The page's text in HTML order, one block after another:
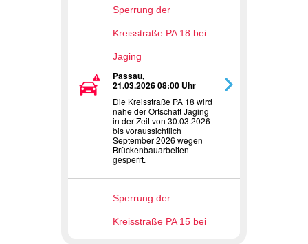
Sperrung der
Kreisstraße PA 18 bei
Jaging
Passau,
21.03.2026 08:00 Uhr
Die Kreisstraße PA 18 wird
nahe der Ortschaft Jaging
in der Zeit von 30.03.2026
bis voraussichtlich
September 2026 wegen
Brückenbauarbeiten
gesperrt.
Sperrung der
Kreisstraße PA 15 bei